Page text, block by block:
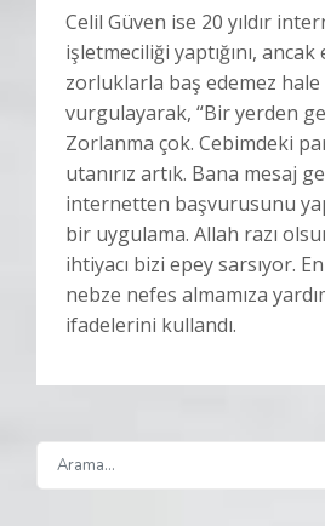
Celil Güven ise 20 yıldır
işletmeciliği yaptığını,
zorluklarla baş edemez
vurgulayarak, “Bir yerden
Zorlanma çok. Cebimdeki
utanırız artık. Bana mesaj
internetten başvurusunu
bir uygulama. Allah razı
ihtiyacı bizi epey sarsıyor.
nebze nefes almamıza
ifadelerini kullandı.